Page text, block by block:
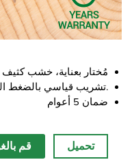
مُختار بعناية، خشب كثيف
تشريب قياسي بالضغط الفراغي.
ضمان 5 أعوام
قم تحميل